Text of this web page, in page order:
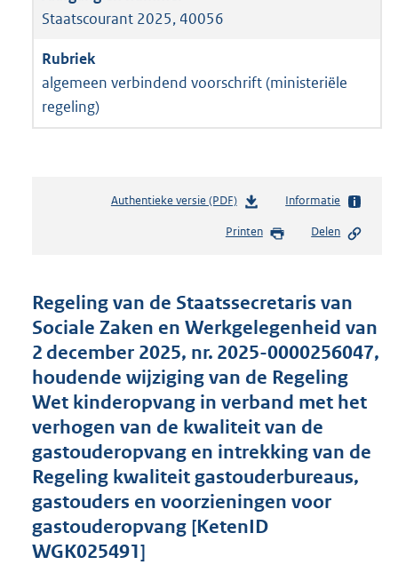
Staatscourant 2025, 40056
algemeen verbindend voorschrift (ministeriële
regeling)
Authentieke versie (PDF)b
s
d
s
g
o
o
t
e
:
2
6
Informatie
Printen Delen
Regeling van de Staatssecretaris van
Sociale Zaken en Werkgelegenheid van
2 december 2025, nr. 2025-0000256047,
houdende wijziging van de Regeling
Wet kinderopvang in verband met het
verhogen van de kwaliteit van de
gastouderopvang en intrekking van de
Regeling kwaliteit gastouderbureaus,
gastouders en voorzieningen voor
gastouderopvang [KetenID
WGK025491]